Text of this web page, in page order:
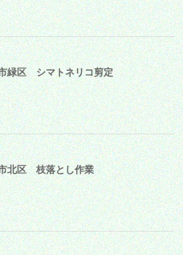
緑区 シマトネリコ剪定
北区 枝落とし作業